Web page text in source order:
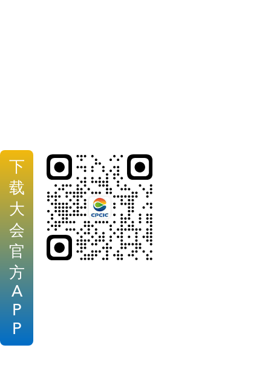
下
载
大
会
官
方
A
P
P